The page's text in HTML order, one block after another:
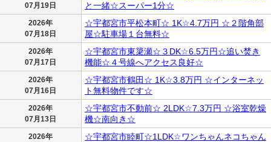
07月19日
と一緒☆スーパー1分☆
2026年
07月18日
☆宇都宮市平松本町☆ 1K☆4.7万円 ☆２階角部
屋☆駐車場１台無料☆
2026年
07月17日
☆宇都宮市東簗瀬☆３DK☆6.5万円☆追い焚き
機能☆４号線へアクセス良好☆
2026年
07月16日
☆宇都宮市鶴田☆ 1K☆3.8万円 ☆インターネッ
ト無料物件です☆
2026年
07月13日
☆宇都宮市不動前☆ 2LDK☆7.3万円 ☆浴室乾燥
機☆南向き☆
2026年
☆宇都宮市睦町☆1LDK☆ワンちゃんネコちゃん